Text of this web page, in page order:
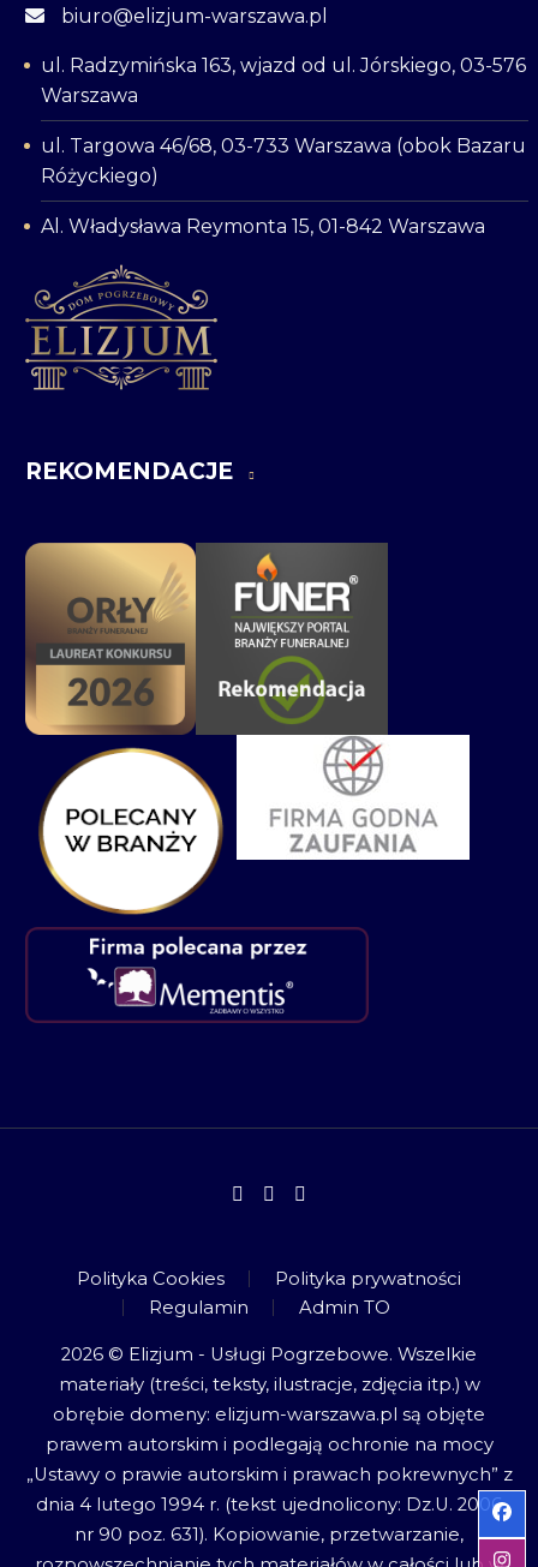
biuro@elizjum-warszawa.pl
ul. Radzymińska 163, wjazd od ul. Jórskiego, 03-576
Warszawa
ul. Targowa 46/68, 03-733 Warszawa (obok Bazaru
Różyckiego)
Al. Władysława Reymonta 15, 01-842 Warszawa
REKOMENDACJE
Polityka Cookies
Polityka prywatności
Regulamin
Admin TO
2026 © Elizjum - Usługi Pogrzebowe. Wszelkie
materiały (treści, teksty, ilustracje, zdjęcia itp.) w
obrębie domeny: elizjum-warszawa.pl są objęte
prawem autorskim i podlegają ochronie na mocy
„Ustawy o prawie autorskim i prawach pokrewnych” z
dnia 4 lutego 1994 r. (tekst ujednolicony: Dz.U. 2006
nr 90 poz. 631). Kopiowanie, przetwarzanie,